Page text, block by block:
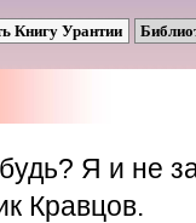
Книгу Урантии
Я и не
Кравцов.